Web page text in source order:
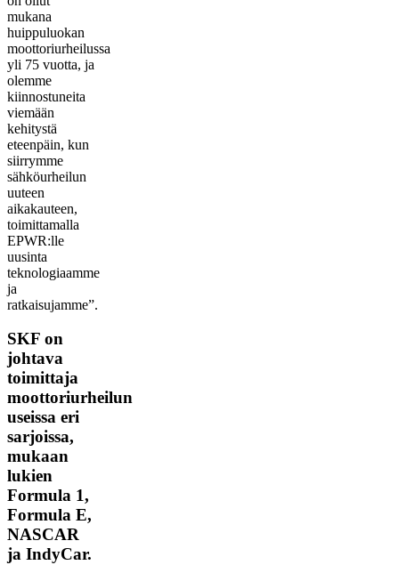
mukana
huippuluokan
moottoriurheilussa
yli 75 vuotta, ja
olemme
kiinnostuneita
viemään
kehitystä
eteenpäin, kun
siirrymme
sähköurheilun
uuteen
aikakauteen,
toimittamalla
EPWR:lle
uusinta
teknologiaamme
ja
ratkaisujamme”.
SKF on
johtava
toimittaja
moottoriurheilun
useissa eri
sarjoissa,
mukaan
lukien
Formula 1,
Formula E,
NASCAR
ja IndyCar.